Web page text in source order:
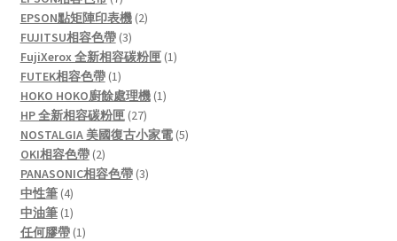
products
EPSON點矩陣印表機 22
FUJITSU相容色帶 33
products
FujiXerox 全新相容碳粉匣 11
FUTEK相容色帶 11
product
HOKO HOKO廚餘處理機 11
HP 全新相容碳粉匣 2727
products
NOSTALGIA 美國復古小家電 55
OKI相容色帶 22
products
PANASONIC相容色帶 33
中性筆 44
products
中油筆 11
product
任何膠帶 11